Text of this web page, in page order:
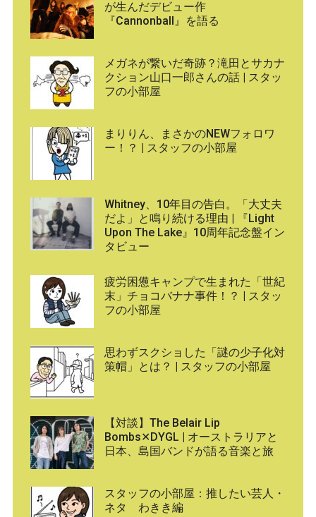
が生んだデビュー作
『Cannonball』を語る
メガネが繋いだ奇跡？滝田とサカナ
クション山口一郎さんの話 | スタッ
フの小部屋
まりりん、まさかのNEWフォロワ
ー！？ | スタッフの小部屋
Whitney、10年目の告白。「大丈夫
だよ」と鳴り続ける理由 | 『Light
Upon The Lake』10周年記念盤イン
タビュー
疲労困憊キャンプで生まれた「世紀
末」チョコバナナ事件！？ | スタッ
フの小部屋
思わずスクショした「謎の少子化対
策帽」とは？ | スタッフの小部屋
【対談】The Belair Lip
Bombs✕DYGL | オーストラリアと
日本、島国バンドが語る音楽と旅
スタッフの小部屋：推したい芸人・
ネタ わきき編